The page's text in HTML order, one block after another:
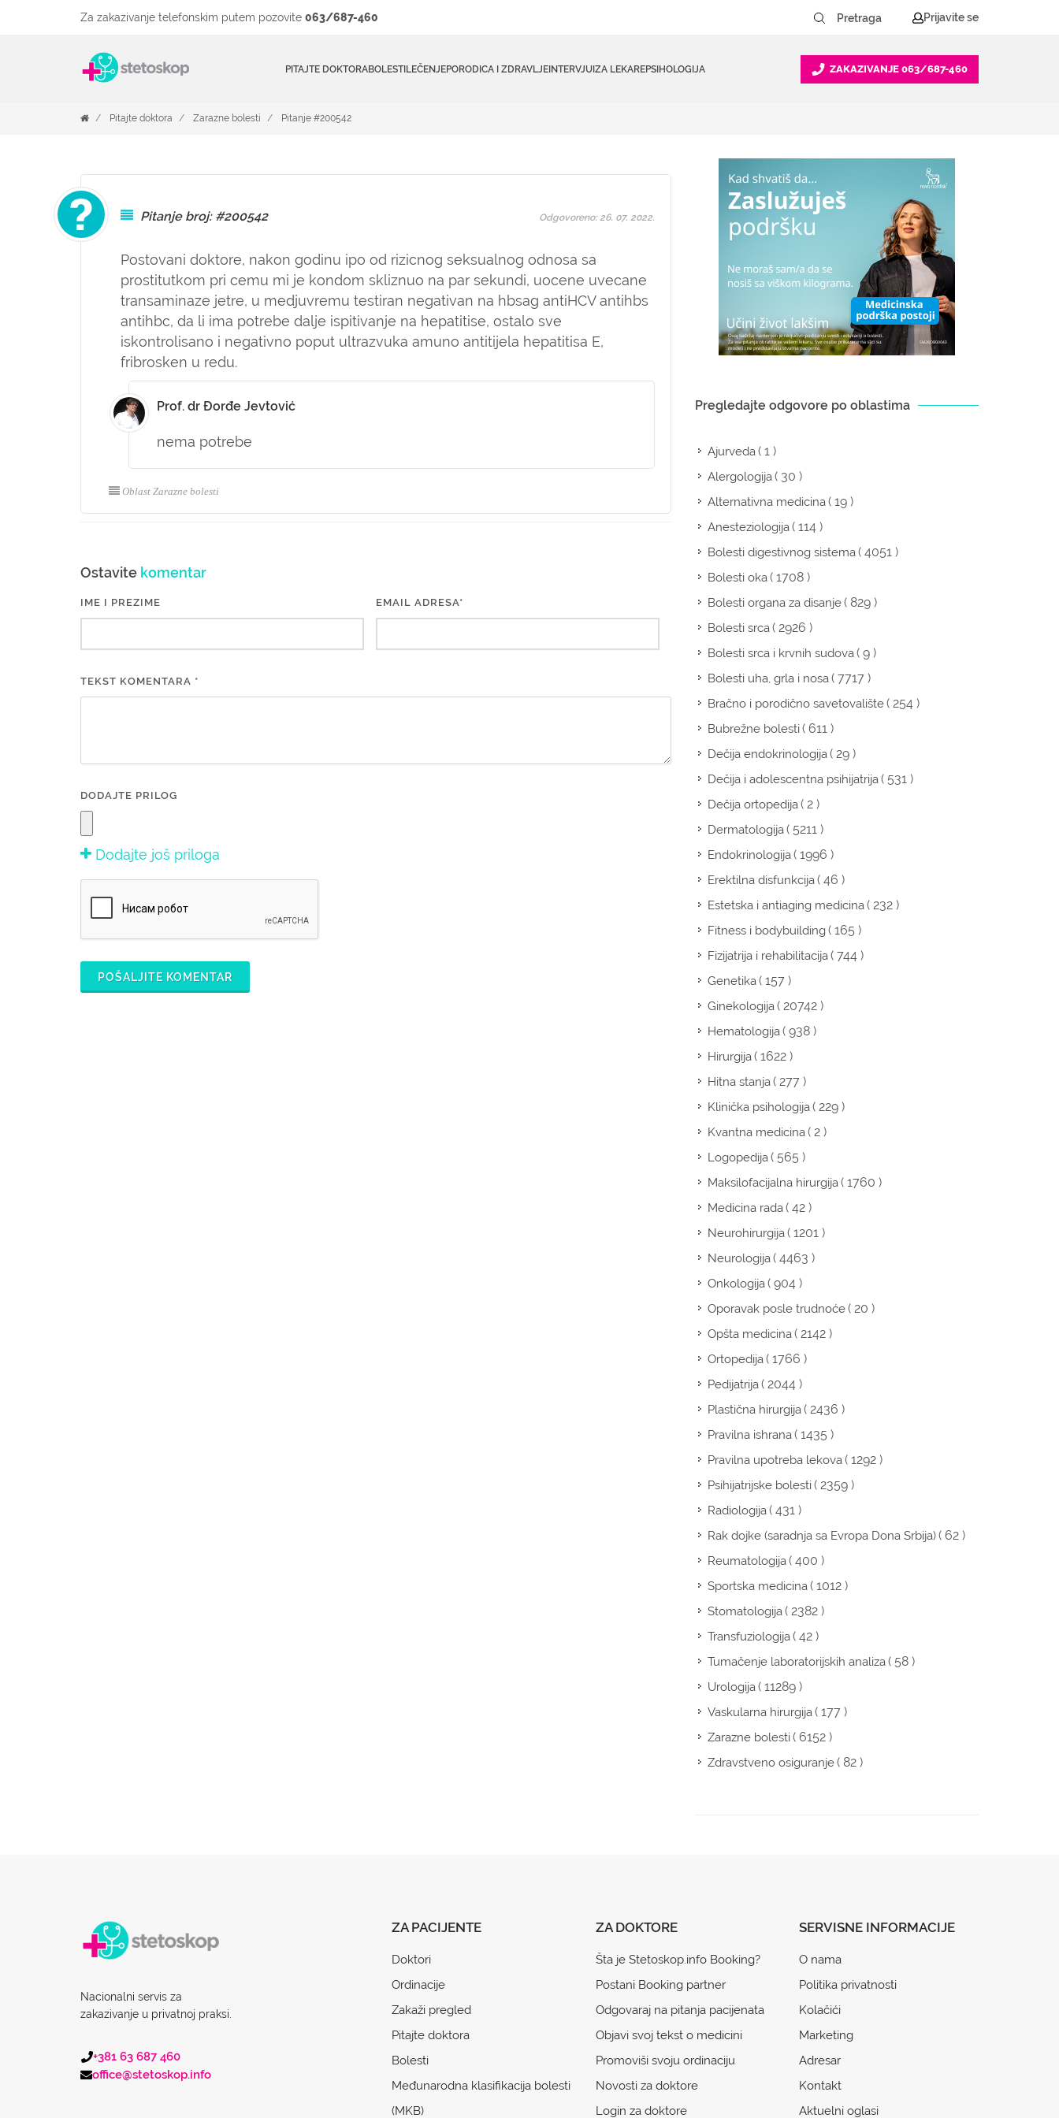
Za zakazivanje telefonskim putem pozovite 063/687-460 Prijavite se
PITAJTE DOKTORABOLESTILEČENJEPORODICA I ZDRAVLJEINTERVJUIZA LEKAREPSIHOLOGIJA ZAKAZIVANJE 063/687-460
Pitajte doktora Zarazne bolesti Pitanje #200542
Pitanje broj: #200542
Postovani doktore, nakon godinu ipo od rizicnog seksualnog odnosa sa
prostitutkom pri cemu mi je kondom skliznuo na par sekundi, uocene uvecane
transaminaze jetre, u medjuvremu testiran negativan na hbsag antiHCV antihbs
antihbc, da li ima potrebe dalje ispitivanje na hepatitise, ostalo sve
iskontrolisano i negativno poput ultrazvuka amuno antitijela hepatitisa E,
fribrosken u redu.
Odgovoreno: 26. 07. 2022.
Prof. dr Đorđe Jevtović
nema potrebe
Oblast Zarazne bolesti
Ostavite komentar
IME I PREZIME EMAIL ADRESA*
TEKST KOMENTARA *
DODAJTE PRILOG
Dodajte još priloga
POŠALJITE KOMENTAR
Pregledajte odgovore po oblastima
Ajurveda( 1 )
Alergologija( 30 )
Alternativna medicina( 19 )
Anesteziologija( 114 )
Bolesti digestivnog sistema( 4051 )
Bolesti oka( 1708 )
Bolesti organa za disanje( 829 )
Bolesti srca( 2926 )
Bolesti srca i krvnih sudova( 9 )
Bolesti uha, grla i nosa( 7717 )
Bračno i porodično savetovalište( 254 )
Bubrežne bolesti( 611 )
Dečija endokrinologija( 29 )
Dečija i adolescentna psihijatrija( 531 )
Dečija ortopedija( 2 )
Dermatologija( 5211 )
Endokrinologija( 1996 )
Erektilna disfunkcija( 46 )
Estetska i antiaging medicina( 232 )
Fitness i bodybuilding( 165 )
Fizijatrija i rehabilitacija( 744 )
Genetika( 157 )
Ginekologija( 20742 )
Hematologija( 938 )
Hirurgija( 1622 )
Hitna stanja( 277 )
Klinička psihologija( 229 )
Kvantna medicina( 2 )
Logopedija( 565 )
Maksilofacijalna hirurgija( 1760 )
Medicina rada( 42 )
Neurohirurgija( 1201 )
Neurologija( 4463 )
Onkologija( 904 )
Oporavak posle trudnoće( 20 )
Opšta medicina( 2142 )
Ortopedija( 1766 )
Pedijatrija( 2044 )
Plastična hirurgija( 2436 )
Pravilna ishrana( 1435 )
Pravilna upotreba lekova( 1292 )
Psihijatrijske bolesti( 2359 )
Radiologija( 431 )
Rak dojke (saradnja sa Evropa Dona Srbija)( 62 )
Reumatologija( 400 )
Sportska medicina( 1012 )
Stomatologija( 2382 )
Transfuziologija( 42 )
Tumačenje laboratorijskih analiza( 58 )
Urologija( 11289 )
Vaskularna hirurgija( 177 )
Zarazne bolesti( 6152 )
Zdravstveno osiguranje( 82 )
Nacionalni servis za
zakazivanje u privatnoj praksi.
+381 63 687 460
office@stetoskop.info
ZA PACIJENTE
Doktori
Ordinacije
Zakaži pregled
Pitajte doktora
Bolesti
Međunarodna klasifikacija bolesti
(MKB)
ZA DOKTORE
Šta je Stetoskop.info Booking?
Postani Booking partner
Odgovaraj na pitanja pacijenata
Objavi svoj tekst o medicini
Promoviši svoju ordinaciju
Novosti za doktore
Login za doktore
SERVISNE INFORMACIJE
O nama
Politika privatnosti
Kolačići
Marketing
Adresar
Kontakt
Aktuelni oglasi